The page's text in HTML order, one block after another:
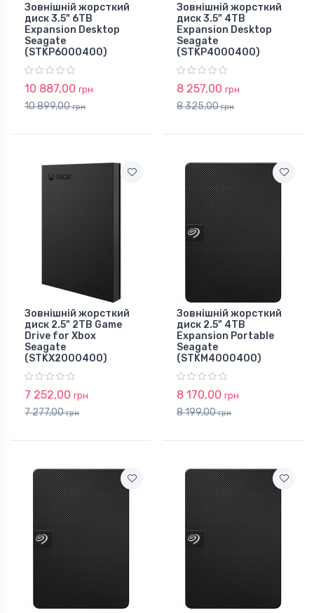
Зовнішній жорсткий
диск 3.5" 6TB
Expansion Desktop
Seagate
(STKP6000400)
10 887,00 грн
10 899,00грн
Зовнішній жорсткий
диск 3.5" 4TB
Expansion Desktop
Seagate
(STKP4000400)
8 257,00 грн
8 325,00грн
Зовнішній жорсткий
диск 2.5" 2TB Game
Drive for Xbox
Seagate
(STKX2000400)
7 252,00 грн
7 277,00грн
Зовнішній жорсткий
диск 2.5" 4TB
Expansion Portable
Seagate
(STKM4000400)
8 170,00 грн
8 199,00грн